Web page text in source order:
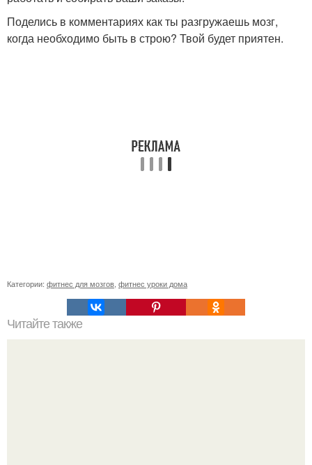
Поделись в комментариях как ты разгружаешь мозг,
когда необходимо быть в строю? Твой будет приятен.
Категории: фитнес для мозгов фитнес уроки дома
Читайте также